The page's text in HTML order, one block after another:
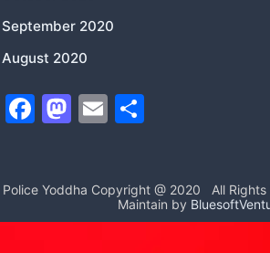
September 2020
August 2020
F
e
b
M
o
d
E
l
e
Police Yoddha Copyright @ 2020
All
Maintain by